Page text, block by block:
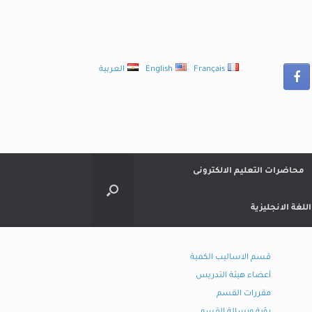
العربية English Français
محاضرات التعليم الالكترونى
الانجليزية
قسم الاساليب الكمية
أعضاء هيئة التدريس
مقررات القسم